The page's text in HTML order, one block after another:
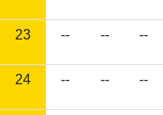
23 -- -- --
24 -- -- --